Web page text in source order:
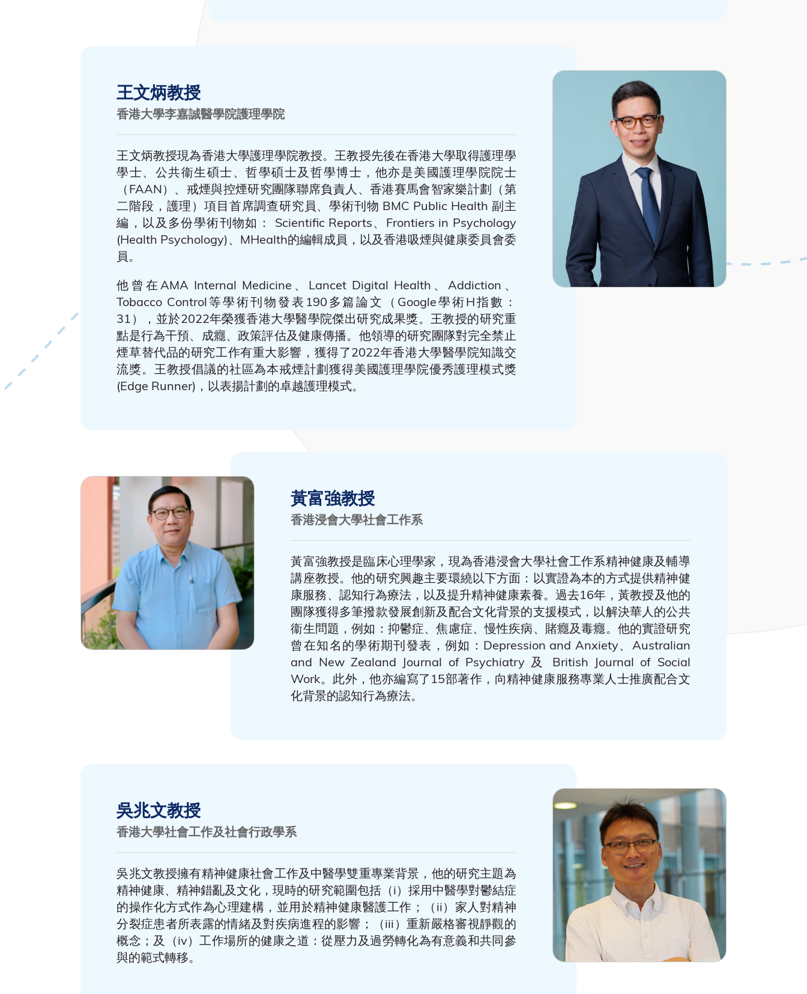
王文炳教授
香港大學李嘉誠醫學院護理學院
王文炳教授現為香港大學護理學院教授。王教授先後在香港大學取得護理學
學士、公共衞生碩士、哲學碩士及哲學博士，他亦是美國護理學院院士
（FAAN）、戒煙與控煙研究團隊聯席負責人、香港賽馬會智家樂計劃（第
二階段，護理）項目首席調查研究員、學術刊物 BMC Public Health 副主
編，以及多份學術刊物如： Scientific Reports、Frontiers in Psychology
(Health Psychology)、MHealth的編輯成員，以及香港吸煙與健康委員會委
員。
他曾在AMA Internal Medicine、Lancet Digital Health、Addiction、
Tobacco Control等學術刊物發表190多篇論文（Google學術H指數：
31），並於2022年榮獲香港大學醫學院傑出研究成果獎。王教授的研究重
點是行為干預、成癮、政策評估及健康傳播。他領導的研究團隊對完全禁止
煙草替代品的研究工作有重大影響，獲得了2022年香港大學醫學院知識交
流獎。王教授倡議的社區為本戒煙計劃獲得美國護理學院優秀護理模式獎
(Edge Runner)，以表揚計劃的卓越護理模式。
黃富強教授
香港浸會大學社會工作系
黃富強教授是臨床心理學家，現為香港浸會大學社會工作系精神健康及輔導
講座教授。他的研究興趣主要環繞以下方面：以實證為本的方式提供精神健
康服務、認知行為療法，以及提升精神健康素養。過去16年，黃教授及他的
團隊獲得多筆撥款發展創新及配合文化背景的支援模式，以解決華人的公共
衞生問題，例如：抑鬱症、焦慮症、慢性疾病、賭癮及毒癮。他的實證研究
曾在知名的學術期刊發表，例如：Depression and Anxiety、Australian
and New Zealand Journal of Psychiatry 及 British Journal of Social
Work。此外，他亦編寫了15部著作，向精神健康服務專業人士推廣配合文
化背景的認知行為療法。
吳兆文教授
香港大學社會工作及社會行政學系
吳兆文教授擁有精神健康社會工作及中醫學雙重專業背景，他的研究主題為
精神健康、精神錯亂及文化，現時的研究範圍包括（i）採用中醫學對鬱結症
的操作化方式作為心理建構，並用於精神健康醫護工作；（ii）家人對精神
分裂症患者所表露的情緒及對疾病進程的影響；（iii）重新嚴格審視靜觀的
概念；及（iv）工作場所的健康之道：從壓力及過勞轉化為有意義和共同參
與的範式轉移。